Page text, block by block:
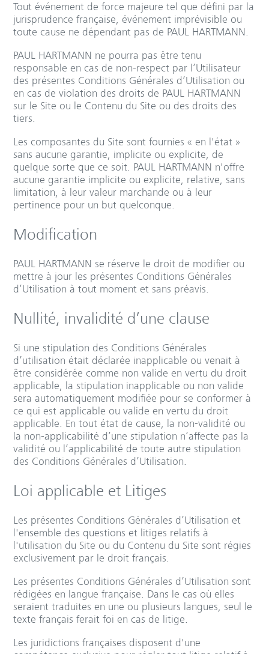
Tout événement de force majeure tel que défini par la
jurisprudence française, événement imprévisible ou
toute cause ne dépendant pas de PAUL HARTMANN.
PAUL HARTMANN ne pourra pas être tenu
responsable en cas de non-respect par l’Utilisateur
des présentes Conditions Générales d’Utilisation ou
en cas de violation des droits de PAUL HARTMANN
sur le Site ou le Contenu du Site ou des droits des
tiers.
Les composantes du Site sont fournies « en l'état »
sans aucune garantie, implicite ou explicite, de
quelque sorte que ce soit. PAUL HARTMANN n'offre
aucune garantie implicite ou explicite, relative, sans
limitation, à leur valeur marchande ou à leur
pertinence pour un but quelconque.
Modification
PAUL HARTMANN se réserve le droit de modifier ou
mettre à jour les présentes Conditions Générales
d’Utilisation à tout moment et sans préavis.
Nullité, invalidité d’une clause
Si une stipulation des Conditions Générales
d’utilisation était déclarée inapplicable ou venait à
être considérée comme non valide en vertu du droit
applicable, la stipulation inapplicable ou non valide
sera automatiquement modifiée pour se conformer à
ce qui est applicable ou valide en vertu du droit
applicable. En tout état de cause, la non-validité ou
la non-applicabilité d’une stipulation n’affecte pas la
validité ou l’applicabilité de toute autre stipulation
des Conditions Générales d’Utilisation.
Loi applicable et Litiges
Les présentes Conditions Générales d’Utilisation et
l'ensemble des questions et litiges relatifs à
l'utilisation du Site ou du Contenu du Site sont régies
exclusivement par le droit français.
Les présentes Conditions Générales d’Utilisation sont
rédigées en langue française. Dans le cas où elles
seraient traduites en une ou plusieurs langues, seul le
texte français ferait foi en cas de litige.
Les juridictions françaises disposent d'une